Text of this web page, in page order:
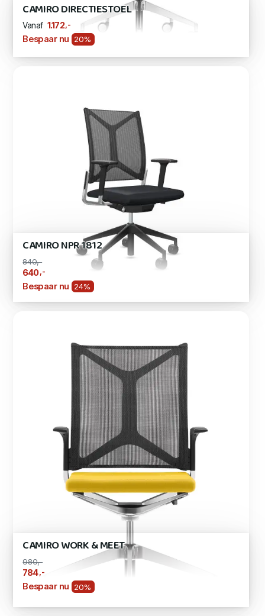
CAMIRO DIRECTIESTOEL
Vanaf 1.172 ,-
Bespaar nu 20%
CAMIRO NPR 1812
840,-
640,-
Bespaar nu 24%
CAMIRO WORK & MEET
980,-
784 ,-
Bespaar nu 20%